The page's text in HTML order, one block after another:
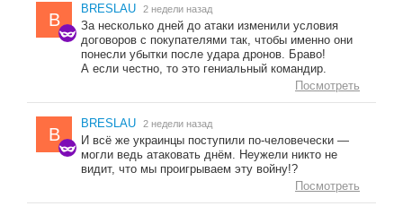
B
BRESLAU 2 недели назад
За несколько дней до атаки изменили условия
договоров с покупателями так, чтобы именно они
понесли убытки после удара дронов. Браво!
А если честно, то это гениальный командир.
Посмотреть
B
BRESLAU 2 недели назад
И всё же украинцы поступили по-человечески —
могли ведь атаковать днём. Неужели никто не
видит, что мы проигрываем эту войну!?
Посмотреть